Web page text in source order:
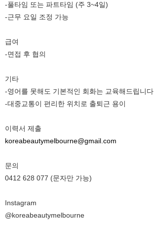
-풀타임 또는 파트타임 (주 3~4일)
-근무 요일 조정 가능
급여
-면접 후 협의
기타
-영어를 못해도 기본적인 회화는 교육해드립니다
-대중교통이 편리한 위치로 출퇴근 용이
이력서 제출
koreabeautymelbourne@gmail.com
문의
0412 628 077 (문자만 가능)
Instagram
@koreabeautymelbourne